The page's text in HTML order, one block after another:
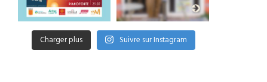
Charger plus Suivre sur Instagram